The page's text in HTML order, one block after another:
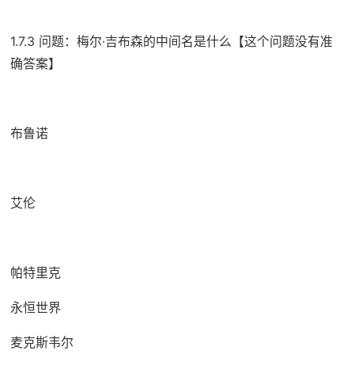
1.7.3 问题：梅尔·吉布森的中间名是什么【这个问题没有准
确答案】
布鲁诺
艾伦
帕特里克
永恒世界
麦克斯韦尔